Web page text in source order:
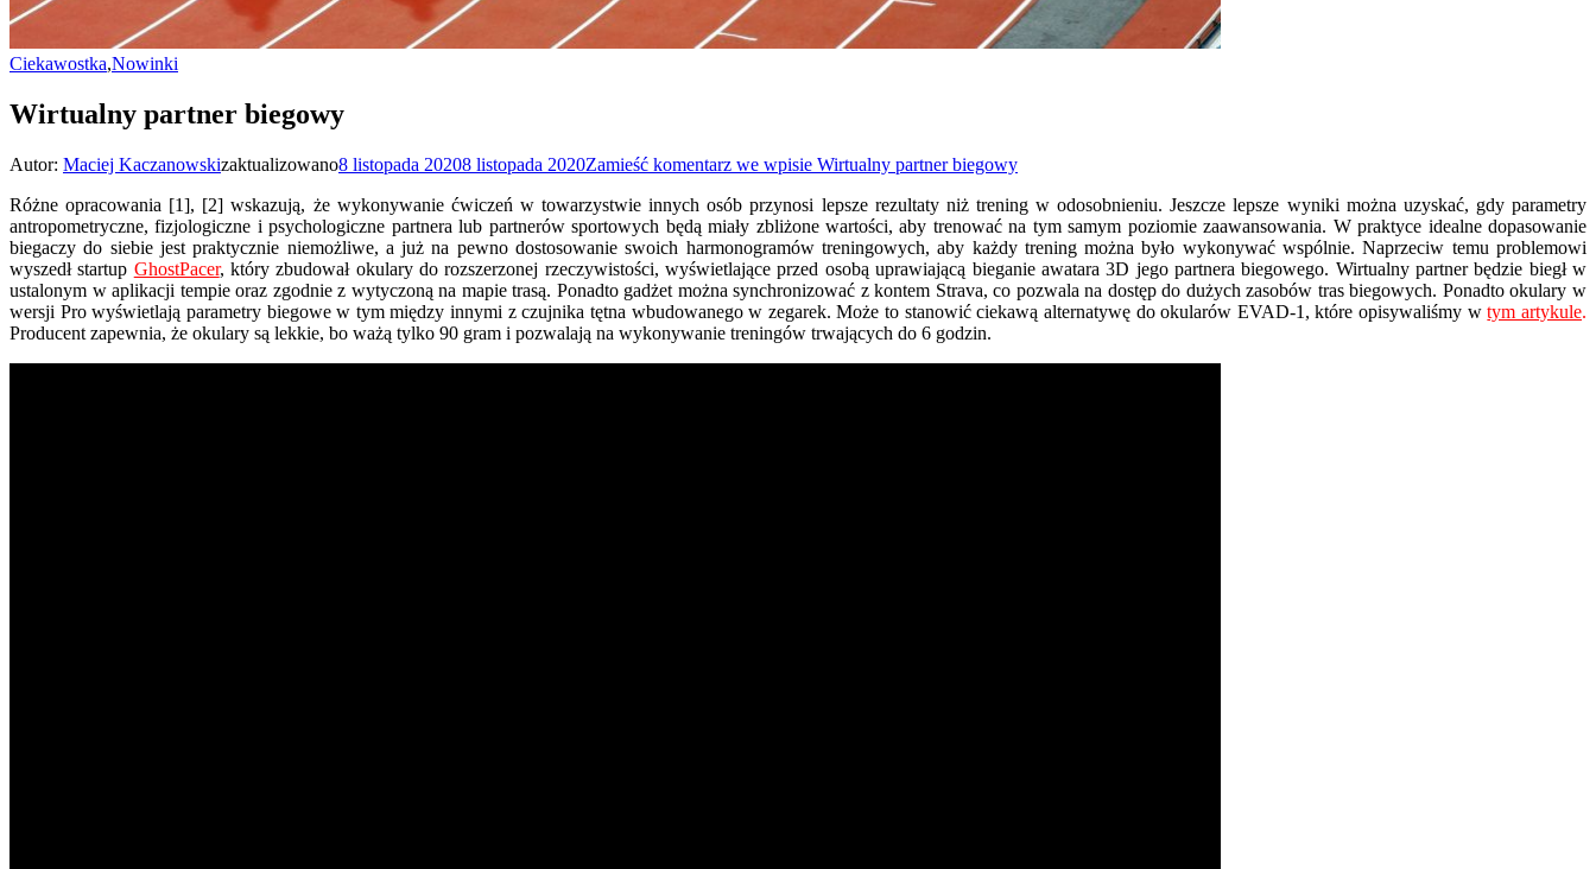
Ciekawostka,Nowinki
Wirtualny partner biegowy
Autor: Maciej Kaczanowskizaktualizowano8 listopada 20208 listopada 2020Zamieść komentarz we wpisie Wirtualny partner biegowy
Różne opracowania [1], [2] wskazują, że wykonywanie ćwiczeń w towarzystwie innych osób przynosi lepsze rezultaty niż trening w odosobnieniu. Jeszcze lepsze wyniki można uzyskać, gdy parametry
antropometryczne, fizjologiczne i psychologiczne partnera lub partnerów sportowych będą miały zbliżone wartości, aby trenować na tym samym poziomie zaawansowania. W praktyce idealne dopasowanie
biegaczy do siebie jest praktycznie niemożliwe, a już na pewno dostosowanie swoich harmonogramów treningowych, aby każdy trening można było wykonywać wspólnie. Naprzeciw temu problemowi
wyszedł startup GhostPacer, który zbudował okulary do rozszerzonej rzeczywistości, wyświetlające przed osobą uprawiającą bieganie awatara 3D jego partnera biegowego. Wirtualny partner będzie biegł w
ustalonym w aplikacji tempie oraz zgodnie z wytyczoną na mapie trasą. Ponadto gadżet można synchronizować z kontem Strava, co pozwala na dostęp do dużych zasobów tras biegowych. Ponadto okulary w
wersji Pro wyświetlają parametry biegowe w tym między innymi z czujnika tętna wbudowanego w zegarek. Może to stanowić ciekawą alternatywę do okularów EVAD-1, które opisywaliśmy wtym artykule.
Producent zapewnia, że okulary są lekkie, bo ważą tylko 90 gram i pozwalają na wykonywanie treningów trwających do 6 godzin.